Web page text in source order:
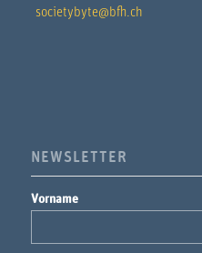
societybyte@bfh.ch
NEWSLETTER
Vorname